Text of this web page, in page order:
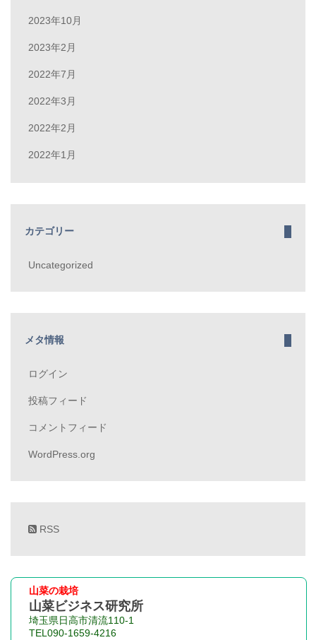
2023年10月
2023年2月
2022年7月
2022年3月
2022年2月
2022年1月
カテゴリー
Uncategorized
メタ情報
ログイン
投稿フィード
コメントフィード
WordPress.org
RSS
山菜の栽培
山菜ビジネス研究所
埼玉県日高市清流110-1
TEL090-1659-4216